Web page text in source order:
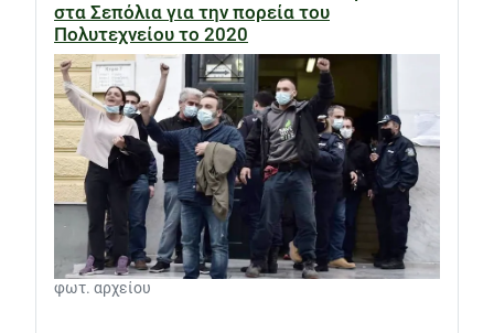
στα Σεπόλια για την πορεία του
Πολυτεχνείου το 2020
φωτ. αρχείου